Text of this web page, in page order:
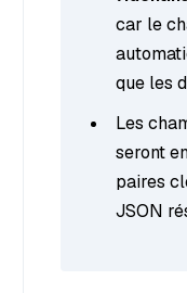
car le
que les
Les
seront
paires
JSON